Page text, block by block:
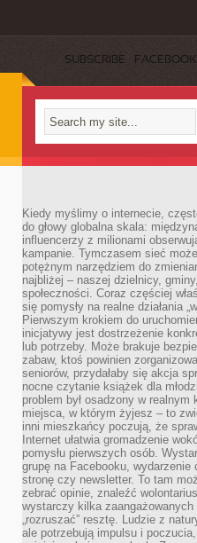
SUBSCRIBE FACEBOOK
Kiedy myślimy o internecie,
do głowy globalna skala:
influencerzy z milionami
kampanie. Tymczasem sieć
potężnym narzędziem do
najbliżej – naszej dzielnicy,
społeczności. Coraz częściej
się pomysły na realne działania
Pierwszym krokiem do
inicjatywy jest dostrzeżenie
lub potrzeby. Może brakuje
zabaw, ktoś powinien
seniorów, przydałaby się akcja
nocne czytanie książek dla
problem był osadzony w realnym
miejsca, w którym żyjesz – to
inni mieszkańcy poczują, że
Internet ułatwia gromadzenie
pomysłu pierwszych osób.
grupę na Facebooku, wydarzenie
stronę czy newsletter. To tam
zebrać opinie, znaleźć
wystarczy kilka zaangażowanych
„rozruszać” resztę. Ludzie z
ale potrzebują impulsu i